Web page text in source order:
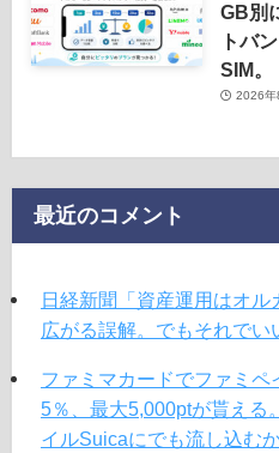
GB別
トバ
SIM。
2026年
最近のコメント
日経新聞「資産運用はオル
広がる誤解。でもそれでい
ファミマカードでファミ
5％、最大5,000ptが貰える
イルSuicaにでも流し込む